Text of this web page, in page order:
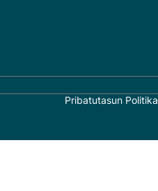
Pribatutasun Politika